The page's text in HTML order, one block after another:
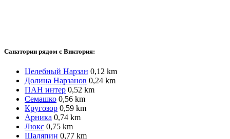
Санатории рядом c Виктория:
Целебный Нарзан 0,12 km
Долина Нарзанов 0,24 km
ПАН интер 0,52 km
Семашко 0,56 km
Кругозор 0,59 km
Арника 0,74 km
Люкс 0,75 km
Шаляпин 0,77 km